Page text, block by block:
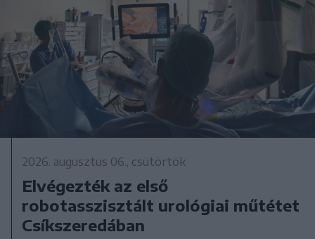
2026. augusztus 06., csütörtök
Elvégezték az első
robotasszisztált urológiai műtétet
Csíkszeredában